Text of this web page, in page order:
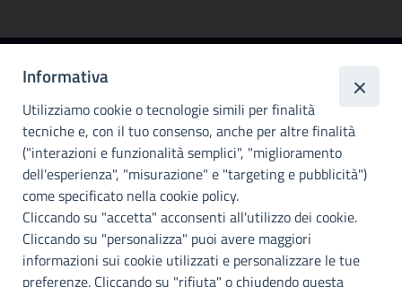
Città
metropolitana di
Palermo
INFO E CONTATTI
I nostri canali social
Accessibilità
Città Metropolitana di Palermo si impegna a rendere il proprio sito
Informativa
Utilizziamo cookie o tecnologie simili per finalità
tecniche e, con il tuo consenso, anche per altre finalità
("interazioni e funzionalità semplici", "miglioramento
dell'esperienza", "misurazione" e "targeting e pubblicità")
come specificato nella cookie policy.
Cliccando su "accetta" acconsenti all'utilizzo dei cookie.
Cliccando su "personalizza" puoi avere maggiori
informazioni sui cookie utilizzati e personalizzare le tue
preferenze. Cliccando su "rifiuta" o chiudendo questa